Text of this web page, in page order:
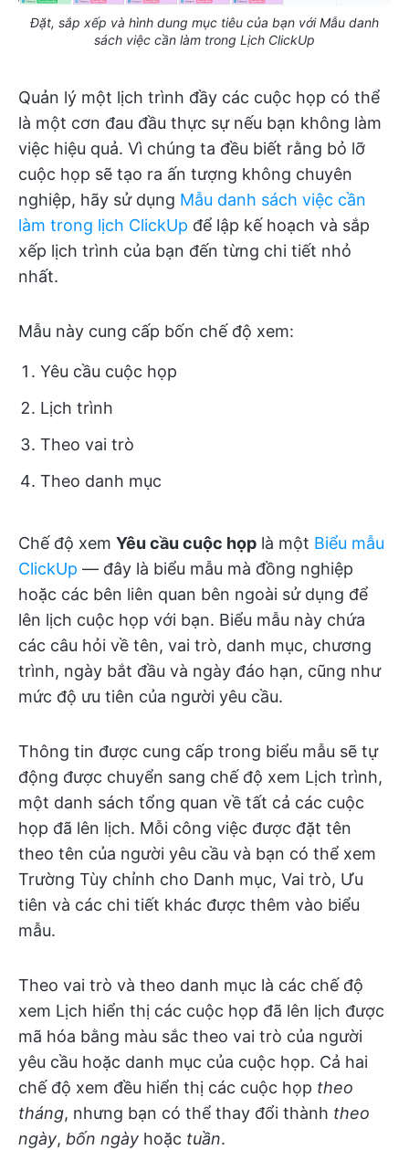
Đặt, sắp xếp và hình dung mục tiêu của bạn với Mẫu danh
sách việc cần làm trong Lịch ClickUp
Quản lý một lịch trình đầy các cuộc họp có thể
là một cơn đau đầu thực sự nếu bạn không làm
việc hiệu quả. Vì chúng ta đều biết rằng bỏ lỡ
cuộc họp sẽ tạo ra ấn tượng không chuyên
nghiệp, hãy sử dụng Mẫu danh sách việc cần
làm trong lịch ClickUp để lập kế hoạch và sắp
xếp lịch trình của bạn đến từng chi tiết nhỏ
nhất.
Mẫu này cung cấp bốn chế độ xem:
Yêu cầu cuộc họp
Lịch trình
Theo vai trò
Theo danh mục
Chế độ xem Yêu cầu cuộc họp là một Biểu mẫu
ClickUp — đây là biểu mẫu mà đồng nghiệp
hoặc các bên liên quan bên ngoài sử dụng để
lên lịch cuộc họp với bạn. Biểu mẫu này chứa
các câu hỏi về tên, vai trò, danh mục, chương
trình, ngày bắt đầu và ngày đáo hạn, cũng như
mức độ ưu tiên của người yêu cầu.
Thông tin được cung cấp trong biểu mẫu sẽ tự
động được chuyển sang chế độ xem Lịch trình,
một danh sách tổng quan về tất cả các cuộc
họp đã lên lịch. Mỗi công việc được đặt tên
theo tên của người yêu cầu và bạn có thể xem
Trường Tùy chỉnh cho Danh mục, Vai trò, Ưu
tiên và các chi tiết khác được thêm vào biểu
mẫu.
Theo vai trò và theo danh mục là các chế độ
xem Lịch hiển thị các cuộc họp đã lên lịch được
mã hóa bằng màu sắc theo vai trò của người
yêu cầu hoặc danh mục của cuộc họp. Cả hai
chế độ xem đều hiển thị các cuộc họp theo
tháng, nhưng bạn có thể thay đổi thành theo
ngày, bốn ngày hoặc tuần.